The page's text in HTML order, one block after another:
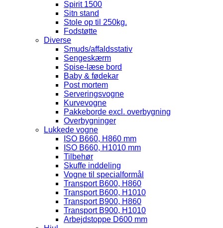
Spirit 1500
Sitn stand
Stole op til 250kg.
Fodstøtte
Diverse
Smuds/affaldsstativ
Sengeskærm
Spise-læse bord
Baby & fødekar
Post mortem
Serveringsvogne
Kurvevogne
Pakkeborde excl. overbygning
Overbygninger
Lukkede vogne
ISO B660, H860 mm
ISO B660, H1010 mm
Tilbehør
Skuffe inddeling
Vogne til specialformål
Transport B600, H860
Transport B600, H1010
Transport B900, H860
Transport B900, H1010
Arbejdstoppe D600 mm